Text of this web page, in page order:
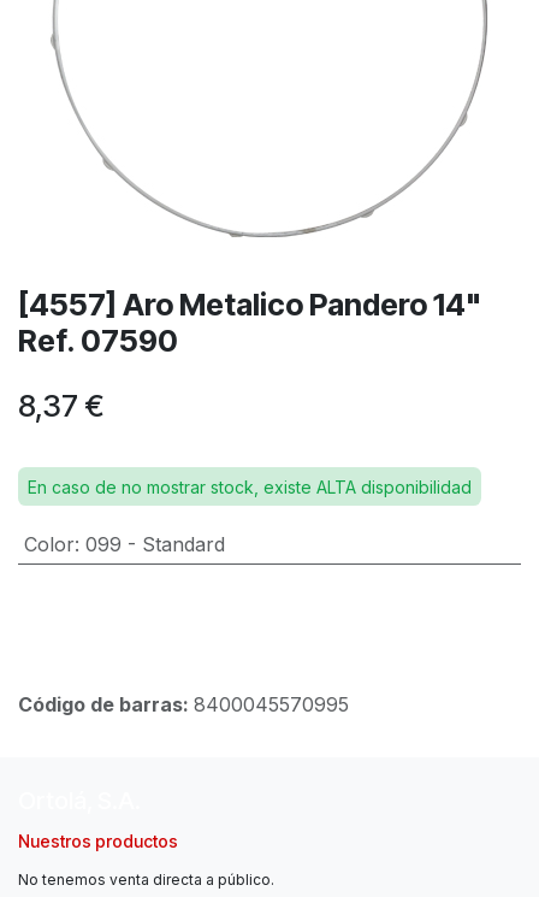
[4557] Aro Metalico Pandero 14"
Ref. 07590
8,37 €
En caso de no mostrar stock, existe ALTA disponibilidad
Color: 099 - Standard
Código de barras: 8400045570995
Nuestros productos
No tenemos venta directa a público.